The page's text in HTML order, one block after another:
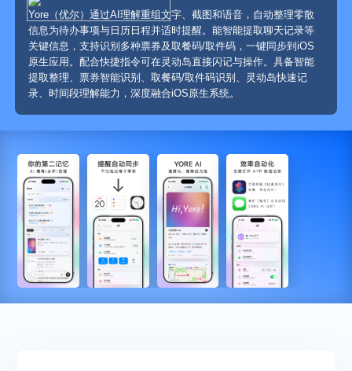
Yore（优尔）通过AI理解重组文字、截图和语音，自动整理零散
信息为待办事项与日历日程并适时提醒。能智能提取聊天记录等
关键信息，支持识别多种票券及取餐码/取件码，一键同步到iOS
原生应用。配合快捷指令可在灵动岛直接闪记与操作。具备智能
提取整理、票券智能识别、取餐码/取件码识别、灵动岛快速记
录、时间段理解能力，深度融合iOS原生系统。